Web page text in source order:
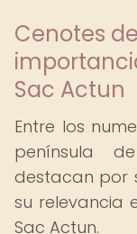
Cenotes
Sac Actun
Entre los
península
destacan por
su relevancia
Sac Actun.